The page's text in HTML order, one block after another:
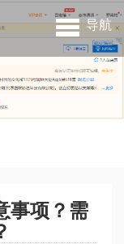
导航
事项？需